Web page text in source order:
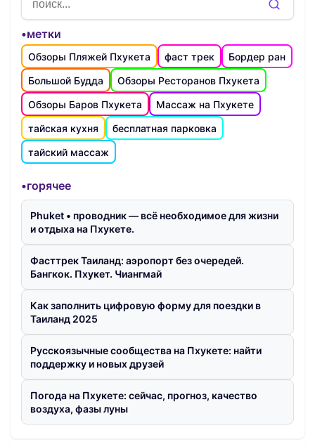
•метки
Обзоры Пляжей Пхукета фаст трек
Бордер ран
Большой Будда
Обзоры Ресторанов Пхукета
Обзоры Баров Пхукета
Массаж на Пхукете
тайская кухня
бесплатная парковка
тайский массаж
•горячее
Phuket • проводник — всё необходимое для жизни
и отдыха на Пхукете.
Фасттрек Таиланд: аэропорт без очередей.
Бангкок. Пхукет. Чиангмай
Как заполнить цифровую форму для поездки в
Таиланд 2025
Русскоязычные сообщества на Пхукете: найти
поддержку и новых друзей
Погода на Пхукете: сейчас, прогноз, качество
воздуха, фазы луны